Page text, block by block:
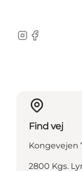
Instagram
Facebook
Find vej
Kongevejen
2800 Kgs.